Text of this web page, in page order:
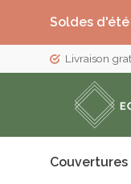
Soldes
Livraison